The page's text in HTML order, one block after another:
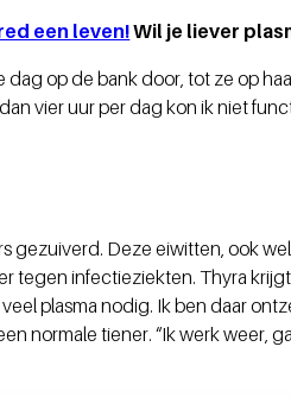
een leven!Wil je liever
op de bank door, tot ze op
vier uur per dag kon ik niet
gezuiverd. Deze eiwitten, ook
tegen infectieziekten. Thyra
plasma nodig. Ik ben daar
normale tiener. “Ik werk weer,